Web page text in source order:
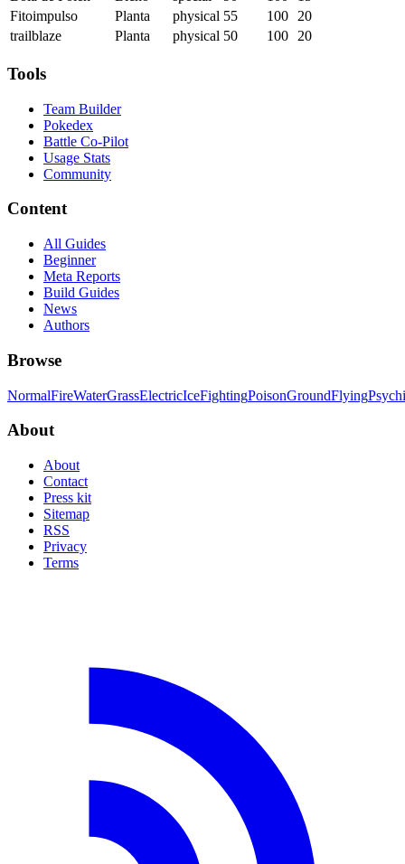
Fitoimpulso
Planta physical 55 100
20
trailblaze
Planta physical 50 100 20
Tools
Team Builder
Pokedex
Battle Co-Pilot
Usage Stats
Community
Content
All Guides
Beginner
Meta Reports
Build Guides
News
Authors
Browse
NormalFireWaterGrassElectricIceFightingPoisonGroundFlying
About
About
Contact
Press kit
Sitemap
RSS
Privacy
Terms